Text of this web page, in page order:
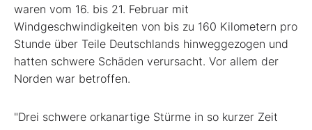
waren vom 16. bis 21. Februar mit
Windgeschwindigkeiten von bis zu 160 Kilometern pro
Stunde über Teile Deutschlands hinweggezogen und
hatten schwere Schäden verursacht. Vor allem der
Norden war betroffen.
"Drei schwere orkanartige Stürme in so kurzer Zeit